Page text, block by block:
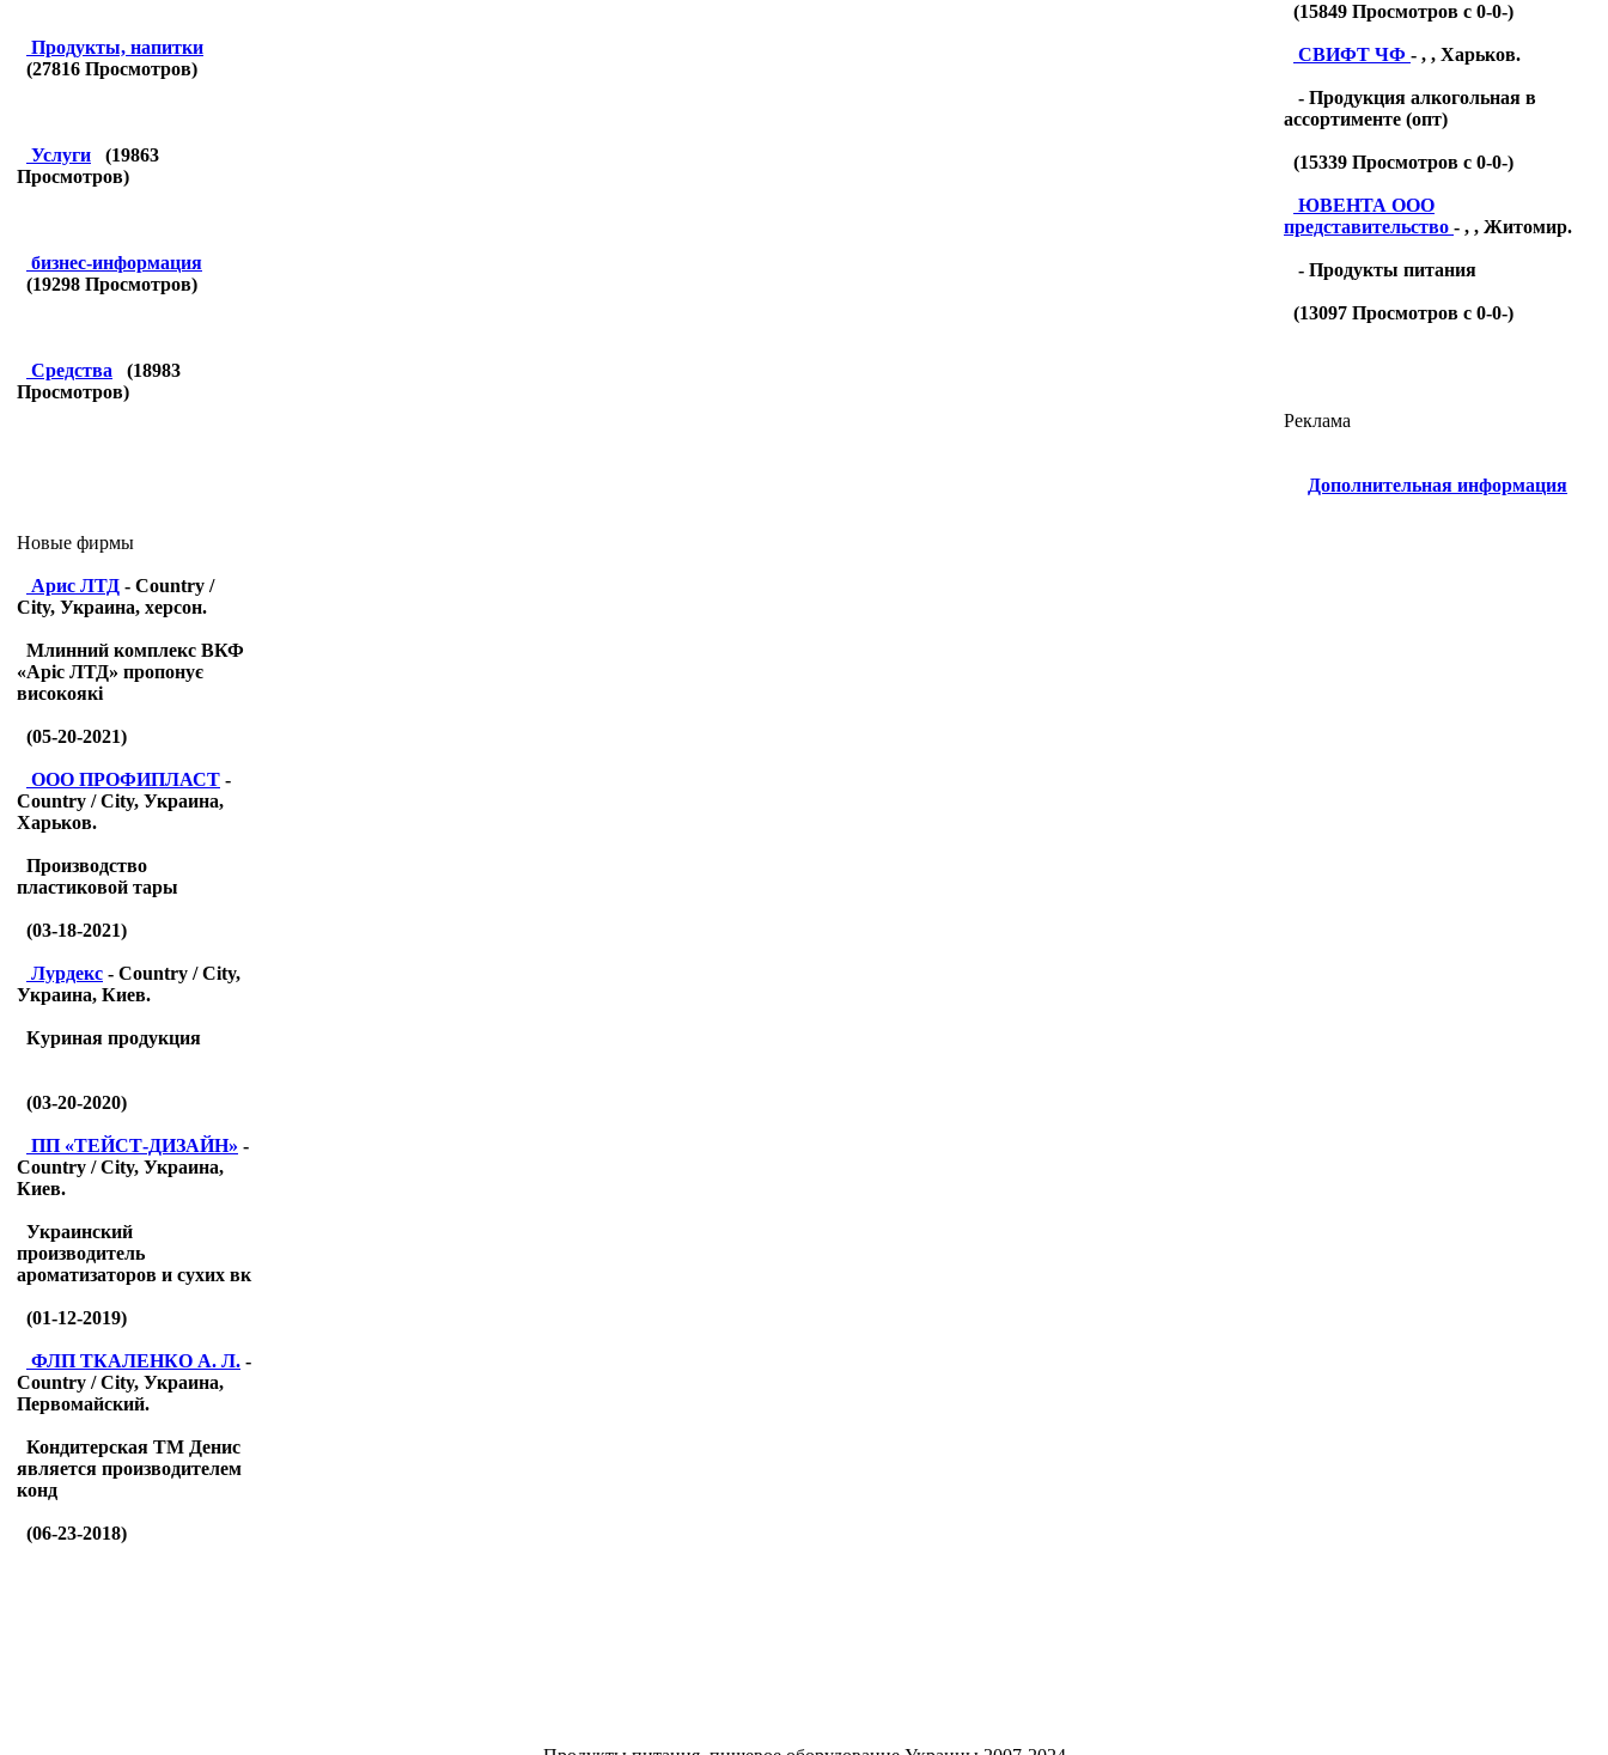
Продукты, напитки
(27816 Просмотров)
Услуги (19863
Просмотров)
бизнес-информация
(19298 Просмотров)
Средства (18983
Просмотров)
Новые фирмы
Арис ЛТД - Country /
City, Украина, херсон.
Млинний комплекс ВКФ
«Аріс ЛТД» пропонує
високоякі
(05-20-2021)
ООО ПРОФИПЛАСТ -
Country / City, Украина,
Харьков.
Производство
пластиковой тары
(03-18-2021)
Лурдекс - Country / City,
Украина, Киев.
Куриная продукция
(03-20-2020)
ПП «ТЕЙСТ-ДИЗАЙН» -
Country / City, Украина,
Киев.
Украинский
производитель
ароматизаторов и сухих вк
(01-12-2019)
ФЛП ТКАЛЕНКО А. Л. -
Country / City, Украина,
Первомайский.
Кондитерская ТМ Денис
является производителем
конд
(06-23-2018)
(15849 Просмотров с 0-0-)
СВИФТ ЧФ - , , Харьков.
- Продукция алкогольная в
ассортименте (опт)
(15339 Просмотров с 0-0-)
ЮВЕНТА ООО
представительство - , , Житомир.
- Продукты питания
(13097 Просмотров с 0-0-)
Реклама
Дополнительная информация